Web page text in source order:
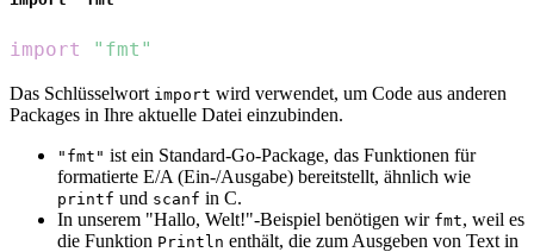
import "fmt"
Das Schlüsselwort import wird verwendet, um Code aus anderen
Packages in Ihre aktuelle Datei einzubinden.
"fmt" ist ein Standard-Go-Package, das Funktionen für
formatierte E/A (Ein-/Ausgabe) bereitstellt, ähnlich wie
printf und scanf in C.
In unserem "Hallo, Welt!"-Beispiel benötigen wir fmt, weil es
die Funktion Println enthält, die zum Ausgeben von Text in